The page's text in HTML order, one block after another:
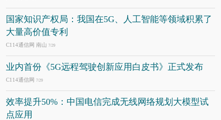
国家知识产权局：我国在5G、人工智能等领域积累了
大量高价值专利
C114通信网 南山 7/29
业内首份《5G远程驾驶创新应用白皮书》正式发布
C114通信网 7/29
效率提升50%：中国电信完成无线网络规划大模型试
点应用